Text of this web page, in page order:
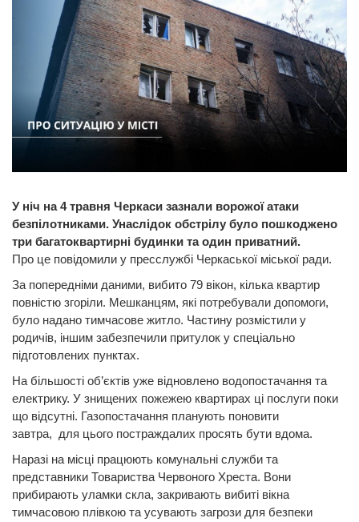
У ніч на 4 травня Черкаси зазнали ворожої атаки
безпілотниками. Унаслідок обстрілу було пошкоджено
три багатоквартирні будинки та один приватний.
Про це повідомили у пресслужбі Черкаської міської ради.
За попередніми даними, вибито 79 вікон, кілька квартир
повністю згоріли. Мешканцям, які потребували допомоги,
було надано тимчасове житло. Частину розмістили у
родичів, іншим забезпечили притулок у спеціально
підготовлених пунктах.
На більшості об’єктів уже відновлено водопостачання та
електрику. У знищених пожежею квартирах ці послуги поки
що відсутні. Газопостачання планують поновити
завтра, для цього постраждалих просять бути вдома.
Наразі на місці працюють комунальні служби та
представники Товариства Червоного Хреста. Вони
прибирають уламки скла, закривають вибиті вікна
тимчасовою плівкою та усувають загрози для безпеки